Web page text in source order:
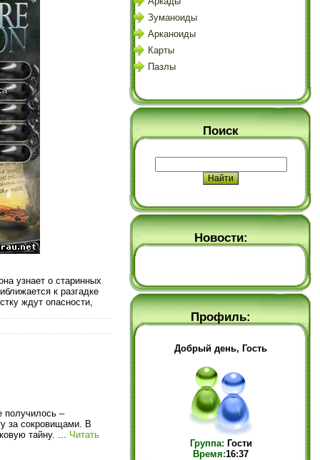
узнает о старинных
к разгадке
ждут опасности,
получилось –
за сокровищами. В
тайну. ... Читать
Зуманоиды
Арканоиды
Карты
Пазлы
Поиск
Новости:
Профиль:
Добрый день, Гость
Группа: Гости
Время:16:37